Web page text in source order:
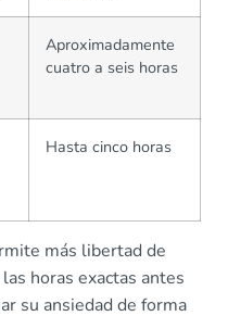
Aproximadamente
cuatro a seis horas
Hasta cinco horas
más libertad de
horas exactas antes
su ansiedad de forma